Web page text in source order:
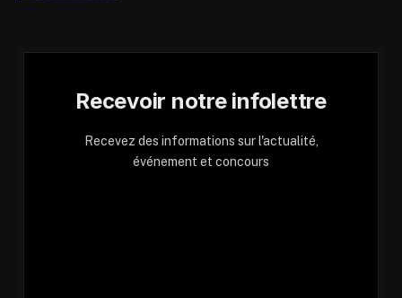
Recevoir notre infolettre
Recevez des informations sur l'actualité,
événement et concours